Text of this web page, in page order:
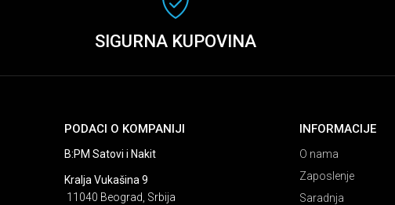
SIGURNA KUPOVINA
PODACI O KOMPANIJI
B:PM Satovi i Nakit
Kralja Vukašina 9
11040 Beograd, Srbija
INFORMACIJE
O nama
Zaposlenje
Saradnja